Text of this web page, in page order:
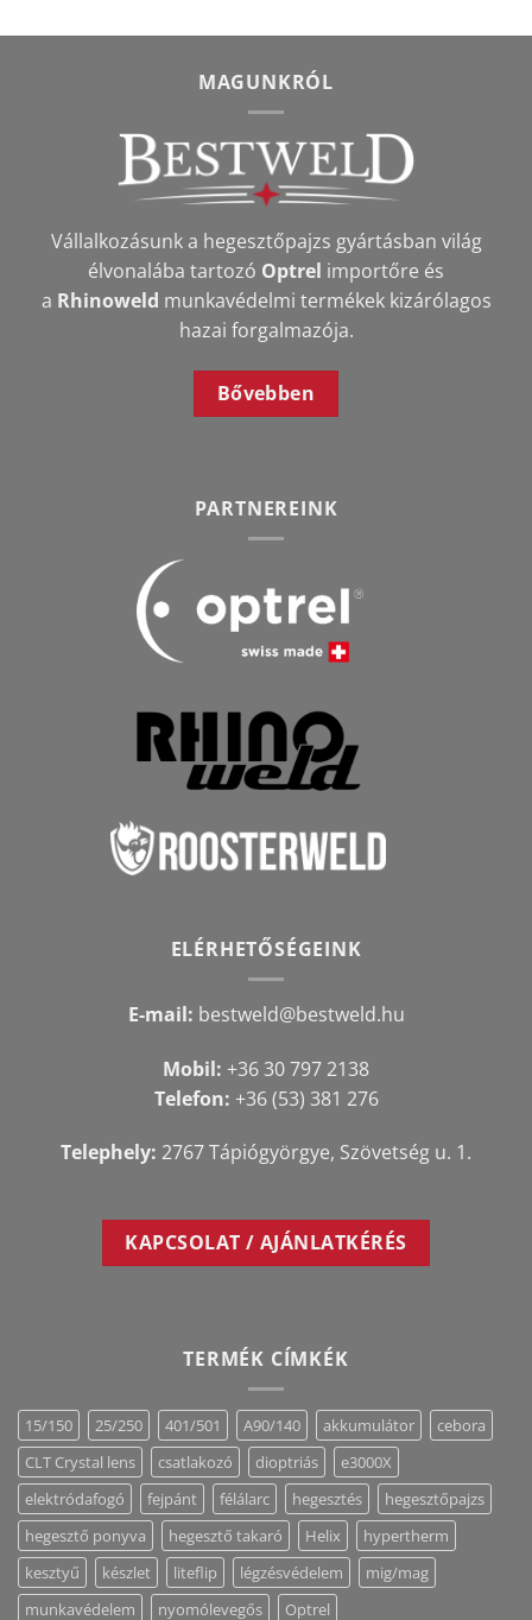
MAGUNKRÓL
Vállalkozásunk a hegesztőpajzs gyártásban világ
élvonalába tartozó Optrel importőre és
a Rhinoweld munkavédelmi termékek kizárólagos
hazai forgalmazója.
Bővebben
PARTNEREINK
ELÉRHETŐSÉGEINK
E-mail: bestweld@bestweld.hu
Mobil: +36 30 797 2138
Telefon: +36 (53) 381 276
Telephely: 2767 Tápiógyörgye, Szövetség u. 1.
KAPCSOLAT / AJÁNLATKÉRÉS
TERMÉK CÍMKÉK
15/150 25/250 401/501 A90/140 akkumulátor
cebora
CLT Crystal lens
csatlakozó dioptriás
e3000X
elektródafogó
fejpánt félálarc hegesztés
hegesztőpajzs
hegesztő ponyva
hegesztő takaró Helix
hypertherm
kesztyű
készlet liteflip légzésvédelem
mig/mag
munkavédelem
nyomólevegős Optrel